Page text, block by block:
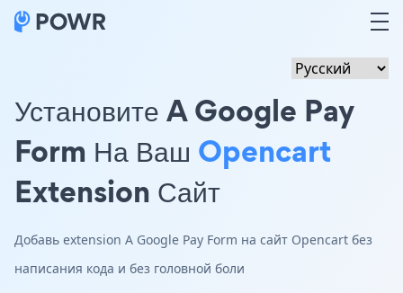
Установите A Google Pay
Form На Ваш Opencart
Extension Сайт
Добавь extension A Google Pay Form на сайт Opencart без
написания кода и без головной боли